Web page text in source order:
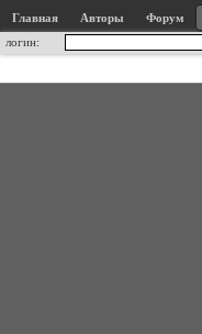
Главная Авторы
Форум
логин: